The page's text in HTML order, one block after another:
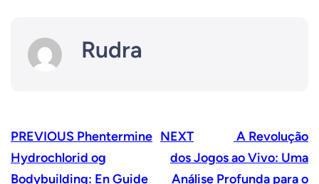
Rudra
PREVIOUS Phentermine
Hydrochlorid og
Bodybuilding: En Guide
NEXT
A Revolução
dos Jogos ao Vivo: Uma
Análise Profunda para o